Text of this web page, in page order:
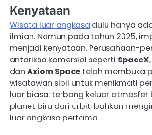
Kenyataan
Wisata luar angkasa dulu hanya
ilmiah. Namun pada tahun 2025,
menjadi kenyataan. Perusahaan-
antariksa komersial seperti SpaceX,
dan Axiom Space telah membuka
wisatawan sipil untuk menikmati
luar biasa: terbang keluar atmosfer
planet biru dari orbit, bahkan
luar angkasa pertama.